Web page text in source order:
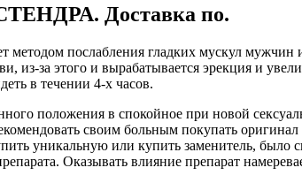
Доставка по.
методом послабления гладких мускул
из-за этого и вырабатывается эрекция и
в течении 4-х часов.
положения в спокойное при новой
своим больным покупать
уникальную или купить заменитель, было
Оказывать влияние препарат